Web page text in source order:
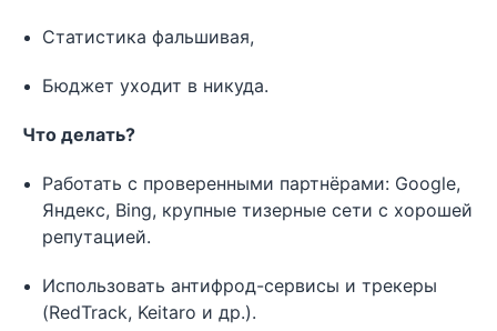
Статистика фальшивая,
Бюджет уходит в никуда.
Что делать?
Работать с проверенными партнёрами: Google,
Яндекс, Bing, крупные тизерные сети с хорошей
репутацией.
Использовать антифрод-сервисы и трекеры
(RedTrack, Keitaro и др.).